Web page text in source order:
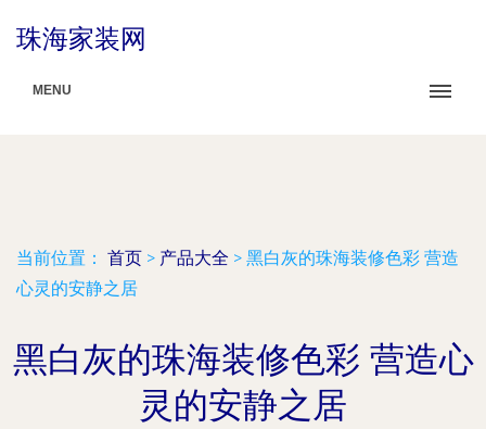
珠海家装网
MENU
当前位置： 首页 > 产品大全 > 黑白灰的珠海装修色彩 营造
心灵的安静之居
黑白灰的珠海装修色彩 营造心
灵的安静之居